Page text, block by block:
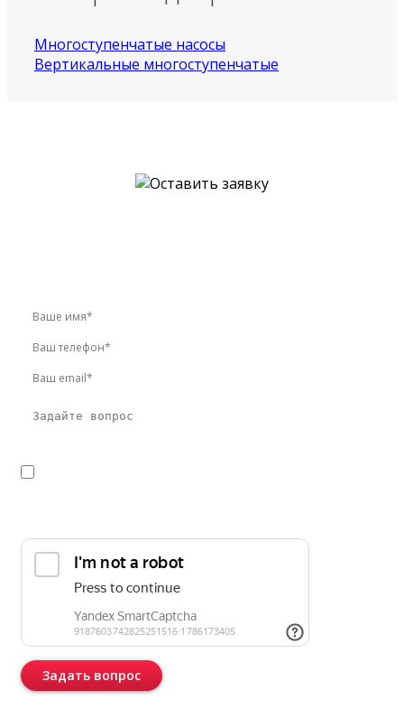
Многоступенчатые насосы
Вертикальные многоступенчатые
Задать вопрос